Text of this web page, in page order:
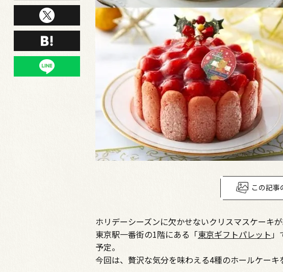
この記事
ホリデーシーズンに欠かせないクリスマスケーキが
東京駅一番街の1階にある「東京ギフトパレット」
予定。
今回は、贅沢な気分を味わえる4種のホールケーキ